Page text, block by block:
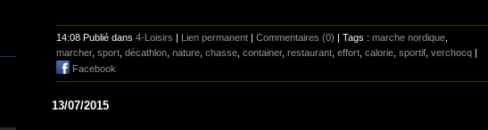
14:08 Publié dans 4-Loisirs | Lien permanent | Commentaires (0) | Tags : marche nordique
marcher, sport décathlon nature chasse container, restaurant effort calorie sportif verchocq |
Facebook
13/07/2015